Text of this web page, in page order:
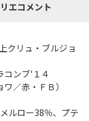
エコメント
クリュ・ブルジョ
ンブ'１４
／赤・ＦＢ）
ルロー38％、プテ